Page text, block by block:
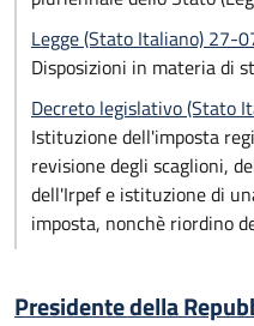
Legge (Stato Italiano) 27-
Disposizioni in materia di
Decreto legislativo (Stato
Istituzione dell'imposta
revisione degli scaglioni,
dell'Irpef e istituzione di
imposta, nonchè riordino
Presidente della